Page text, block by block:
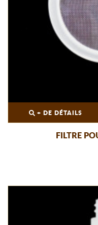
+ DE DÉTAILS
FILTRE